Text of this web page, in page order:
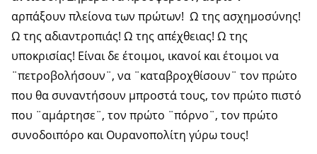
αρπάξουν πλείονα των πρώτων! Ω της ασχημοσύνης!
Ω της αδιαντροπιάς! Ω της απέχθειας! Ω της
υποκρισίας! Είναι δε έτοιμοι, ικανοί και έτοιμοι να
¨πετροβολήσουν¨, να ¨καταβροχθίσουν¨ τον πρώτο
που θα συναντήσουν μπροστά τους, τον πρώτο πιστό
που ¨αμάρτησε¨, τον πρώτο ¨πόρνο¨, τον πρώτο
συνοδοιπόρο και Ουρανοπολίτη γύρω τους!